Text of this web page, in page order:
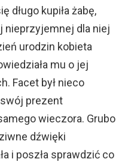
długo kupiła żabę,
nieprzyjemnej dla niej
urodzin kobieta
mu o jej
Facet był nieco
prezent
wieczora. Grubo
dźwięki
i poszła sprawdzić co